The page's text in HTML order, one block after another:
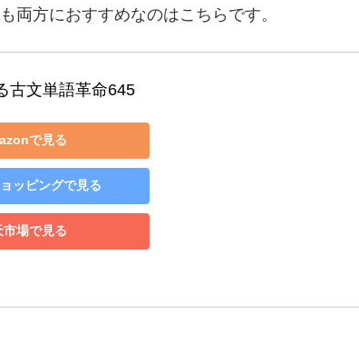
両方におすすめなのはこちらです。
古文単語革命645
で見る
ッピングで見る
市場で見る